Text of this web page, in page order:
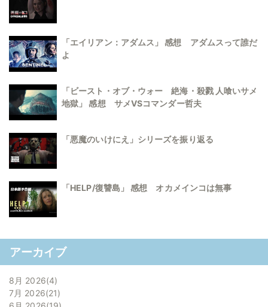
「エイリアン：アダムス」 感想 アダムスって誰だ
よ
「ビースト・オブ・ウォー 絶海・殺戮 人喰いサメ
地獄」 感想 サメVSコマンダー哲夫
「悪魔のいけにえ」シリーズを振り返る
「HELP/復讐島」 感想 オカメインコは無事
アーカイブ
8月 2026 4
7月 2026 21